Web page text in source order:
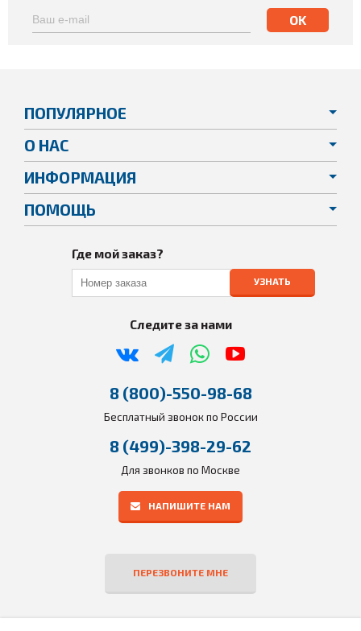
ПОПУЛЯРНОЕ
О НАС
ИНФОРМАЦИЯ
ПОМОЩЬ
Где мой заказ?
УЗНАТЬ
Следите за нами
8 (800)-550-98-68
Бесплатный звонок по России
8 (499)-398-29-62
Для звонков по Москве
НАПИШИТЕ НАМ
ПЕРЕЗВОНИТЕ МНЕ